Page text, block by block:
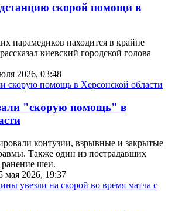
скорой помощи в
парамедиков находится в крайне
киевский городской голова
2026, 03:48
"скорую помощь" в
контузии, взрывные и закрытые
Также один из пострадавших
ранение шеи.
мая 2026, 19:37